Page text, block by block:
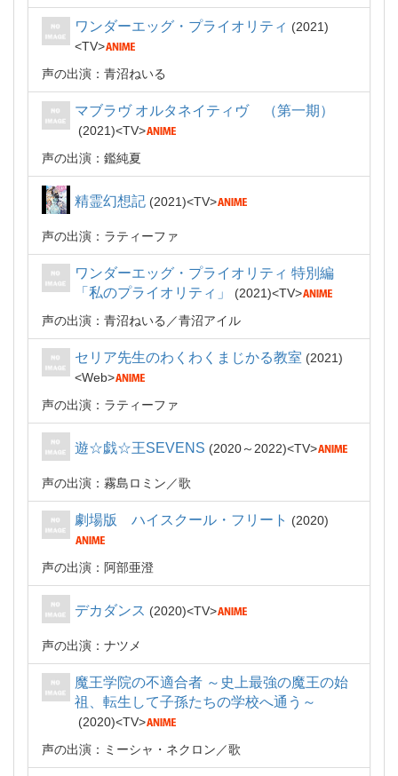
ワンダーエッグ・プライオリティ
2021
TV
声の出演：青沼ねいる
マブラヴ オルタネイティヴ （第一期）
2021
TV
声の出演：鑑純夏
精霊幻想記 2021 TV
声の出演：ラティーファ
ワンダーエッグ・プライオリティ 特別編
「私のプライオリティ」
2021
TV
声の出演：青沼ねいる／青沼アイル
セリア先生のわくわくまじかる教室
2021
Web
声の出演：ラティーファ
遊☆戯☆王SEVENS 2020～2022 TV
声の出演：霧島ロミン 歌
劇場版 ハイスクール・フリート 2020
声の出演：阿部亜澄
デカダンス 2020 TV
声の出演：ナツメ
魔王学院の不適合者 ～史上最強の魔王の始
祖、転生して子孫たちの学校へ通う～
2020
TV
声の出演：ミーシャ・ネクロン
歌